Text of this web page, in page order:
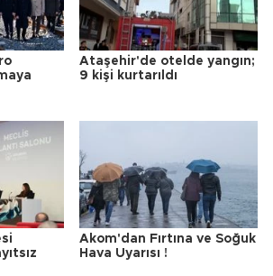
Ataşehir'de otelde yangın;
9 kişi kurtarıldı
Akom'dan Fırtına ve Soğuk
Hava Uyarısı !